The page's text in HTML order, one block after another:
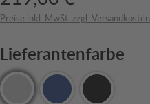
Preise inkl. MwSt. zzgl. Versandkosten
Lieferantenfarbe